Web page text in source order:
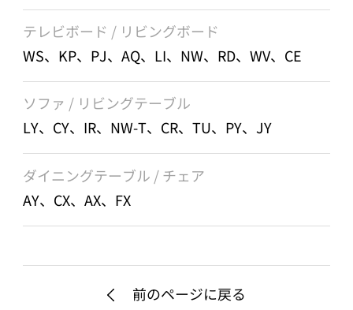
テレビボード / リビングボード
WS、KP、PJ、AQ、LI、NW、RD、WV、CE
ソファ / リビングテーブル
LY、CY、IR、NW-T、CR、TU、PY、JY
ダイニングテーブル / チェア
AY、CX、AX、FX
前のページに戻る